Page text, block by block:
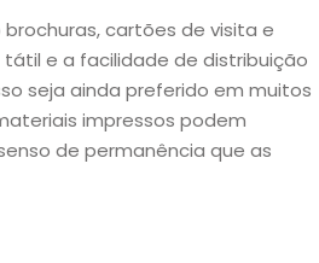
cartões de visita e
e a facilidade de distribuição
seja ainda preferido em muitos
impressos podem
de permanência que as